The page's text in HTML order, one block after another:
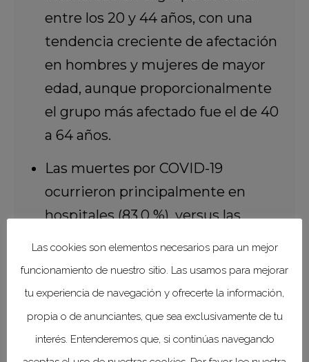
entre los 20 y 44 años, con una
tendencia creciente de afectación
en hombres y mujeres de mayor
edad, aunque proporcionalmente
el grupo más afectado fue el de 40
a 64 años.
Las muertes por COVID-19
ocurrieron principalmente en
hospitales (83.0 %), versus las
causas (32.8 %), y la mayoría
recibió atención médica en
hospitales o servicios
ambulatorios (95.2 % vs 80.6 %).
Las cookies son elementos necesarios para un mejor
funcionamiento de nuestro sitio. Las usamos para mejorar
tu experiencia de navegación y ofrecerte la información,
propia o de anunciantes, que sea exclusivamente de tu
interés. Entenderemos que, si continúas navegando